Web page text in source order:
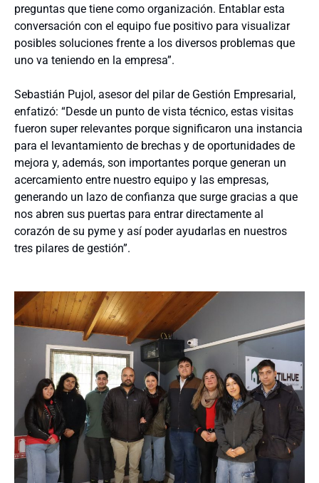
preguntas que tiene como organización. Entablar esta
conversación con el equipo fue positivo para visualizar
posibles soluciones frente a los diversos problemas que
uno va teniendo en la empresa”.
Sebastián Pujol, asesor del pilar de Gestión Empresarial,
enfatizó: “Desde un punto de vista técnico, estas visitas
fueron super relevantes porque significaron una instancia
para el levantamiento de brechas y de oportunidades de
mejora y, además, son importantes porque generan un
acercamiento entre nuestro equipo y las empresas,
generando un lazo de confianza que surge gracias a que
nos abren sus puertas para entrar directamente al
corazón de su pyme y así poder ayudarlas en nuestros
tres pilares de gestión”.